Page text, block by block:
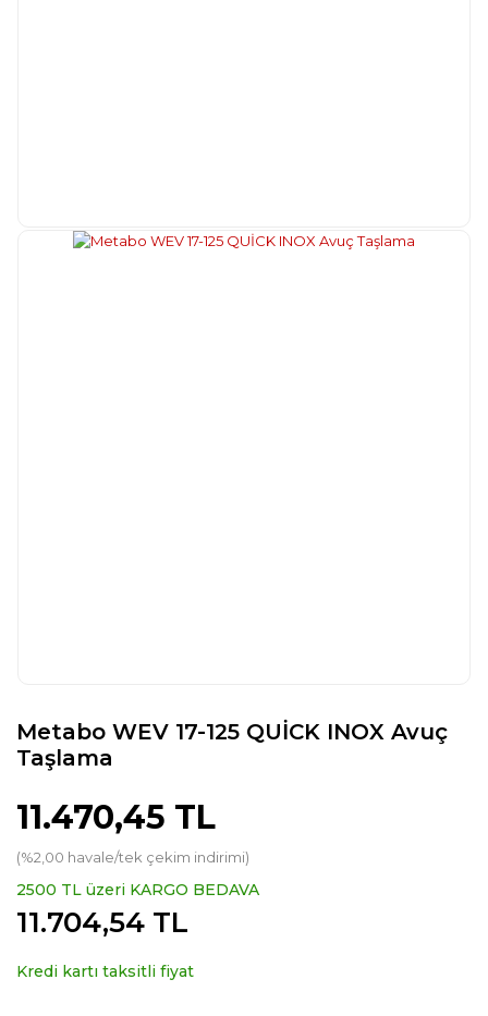
Metabo WEV 17-125 QUİCK INOX Avuç
Taşlama
11.470,45 TL
(%2,00 havale/tek çekim indirimi)
2500 TL üzeri KARGO BEDAVA
11.704,54 TL
Kredi kartı taksitli fiyat